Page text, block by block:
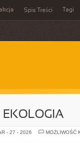
Spis Treści Tagi
EKOLOGIA
- 27 - 2026
MOŻLIWOŚĆ